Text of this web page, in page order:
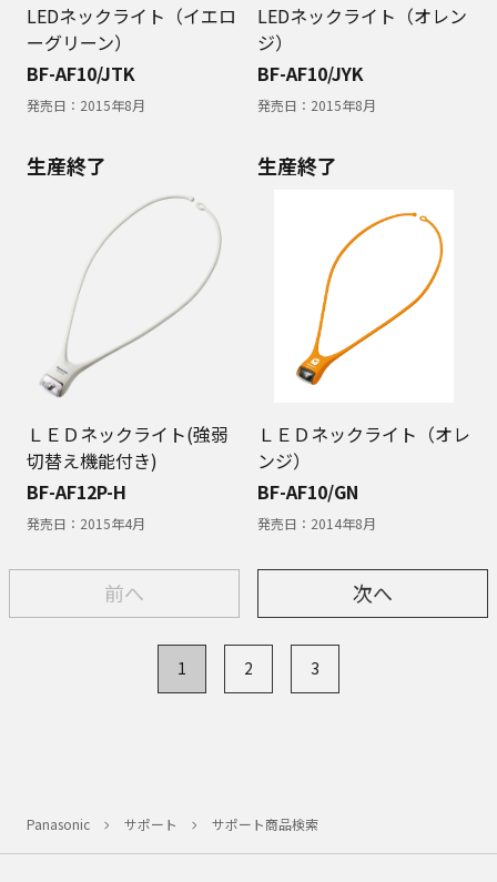
LEDネックライト（イエロ
ーグリーン）
BF-AF10/JTK
発売日： 2015年8月
LEDネックライト（オレン
ジ）
BF-AF10/JYK
発売日： 2015年8月
生産終了
ＬＥＤネックライト(強弱
切替え機能付き)
BF-AF12P-H
発売日： 2015年4月
生産終了
ＬＥＤネックライト（オレ
ンジ）
BF-AF10/GN
発売日： 2014年8月
前へ
1 2 3
次へ
Panasonic サポート サポート商品検索